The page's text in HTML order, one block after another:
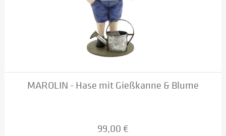
MAROLIN - Hase mit Gießkanne & Blume
99,00 €